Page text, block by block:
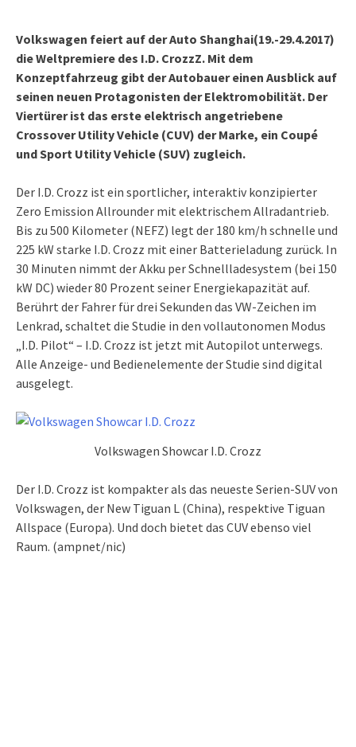
Volkswagen feiert auf der Auto Shanghai(19.-29.4.2017)
die Weltpremiere des I.D. CrozzZ. Mit dem
Konzeptfahrzeug gibt der Autobauer einen Ausblick auf
seinen neuen Protagonisten der Elektromobilität. Der
Viertürer ist das erste elektrisch angetriebene
Crossover Utility Vehicle (CUV) der Marke, ein Coupé
und Sport Utility Vehicle (SUV) zugleich.
Der I.D. Crozz ist ein sportlicher, interaktiv konzipierter
Zero Emission Allrounder mit elektrischem Allradantrieb.
Bis zu 500 Kilometer (NEFZ) legt der 180 km/h schnelle und
225 kW starke I.D. Crozz mit einer Batterieladung zurück. In
30 Minuten nimmt der Akku per Schnellladesystem (bei 150
kW DC) wieder 80 Prozent seiner Energiekapazität auf.
Berührt der Fahrer für drei Sekunden das VW-Zeichen im
Lenkrad, schaltet die Studie in den vollautonomen Modus
„I.D. Pilot“ – I.D. Crozz ist jetzt mit Autopilot unterwegs.
Alle Anzeige- und Bedienelemente der Studie sind digital
ausgelegt.
Volkswagen Showcar I.D. Crozz
Der I.D. Crozz ist kompakter als das neueste Serien-SUV von
Volkswagen, der New Tiguan L (China), respektive Tiguan
Allspace (Europa). Und doch bietet das CUV ebenso viel
Raum. (ampnet/nic)